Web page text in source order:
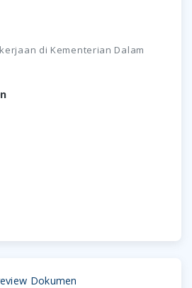
di Kementerian Dalam
Dokumen